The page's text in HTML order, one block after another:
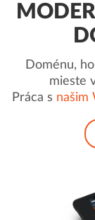
Doménu,
mieste
Práca s našim